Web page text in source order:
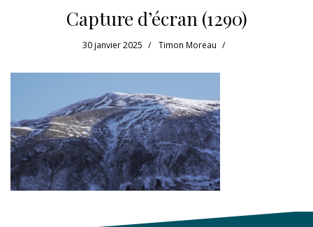
Capture d’écran (1290)
30 janvier 2025 Timon Moreau